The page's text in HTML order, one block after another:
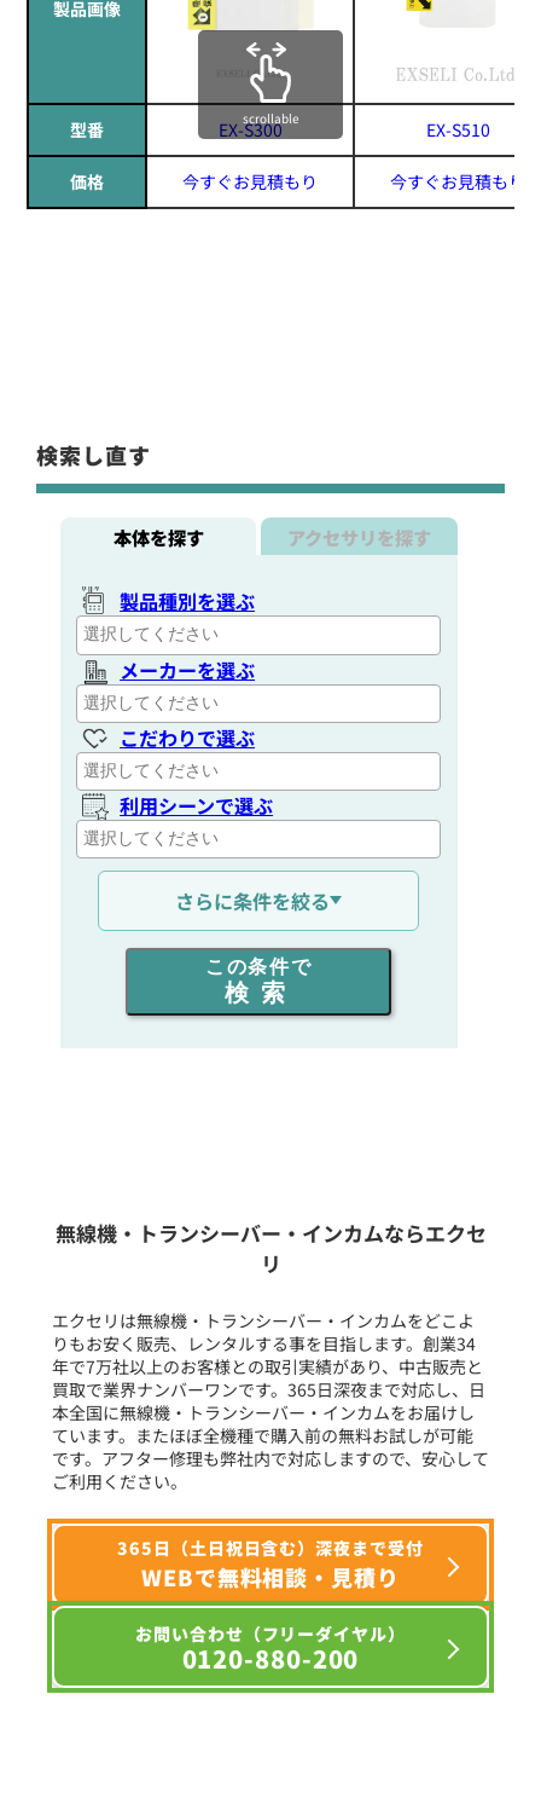
製品画像
型番 EX-S300 EX-S510
価格 今すぐお見積もり 今すぐお見積もり
scrollable
検索し直す
本体を探す アクセサリを探す
製品種別を選ぶ
メーカーを選ぶ
こだわりで選ぶ
利用シーンで選ぶ
通信距離を選ぶ
出力を選ぶ
同時通話人数を選ぶ
フリーワード入力(製品名等)
選択条件をリセット
さらに条件を絞る
この条件で
検索
無線機・トランシーバー・インカムならエクセ
リ
エクセリは無線機・トランシーバー・インカムをどこよ
りもお安く販売、レンタルする事を目指します。創業34
年で7万社以上のお客様との取引実績があり、中古販売と
買取で業界ナンバーワンです。365日深夜まで対応し、日
本全国に無線機・トランシーバー・インカムをお届けし
ています。またほぼ全機種で購入前の無料お試しが可能
です。アフター修理も弊社内で対応しますので、安心して
ご利用ください。
365日（土日祝日含む）深夜まで受付
WEBで無料相談・見積り
お問い合わせ（フリーダイヤル）
0120-880-200